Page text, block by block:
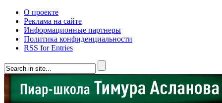
О проекте
Реклама на сайте
Информационные партнеры
Политика конфиденциальности
RSS for Entries